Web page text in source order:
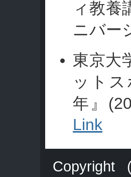
ィ教養
ニバー
東京大
ット
年』
Link
Copyright